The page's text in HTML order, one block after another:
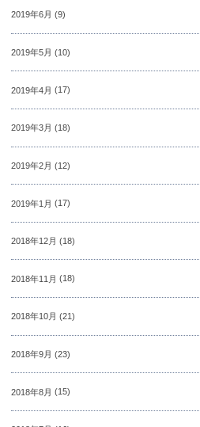
2019年6月 (9)
2019年5月 (10)
2019年4月 (17)
2019年3月 (18)
2019年2月 (12)
2019年1月 (17)
2018年12月 (18)
2018年11月 (18)
2018年10月 (21)
2018年9月 (23)
2018年8月 (15)